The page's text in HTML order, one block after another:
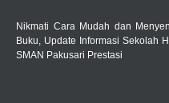
Nikmati Cara Mudah dan
Buku, Update Informasi Sekolah
SMAN Pakusari Prestasi